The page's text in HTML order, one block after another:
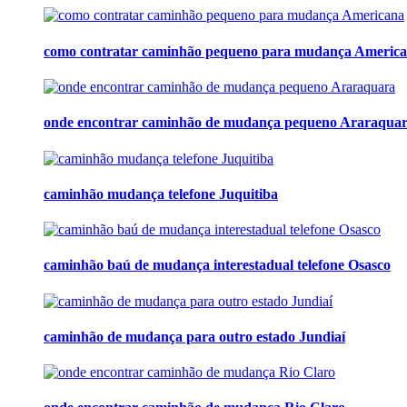
como contratar caminhão pequeno para mudança
onde encontrar caminhão de mudança pequeno
caminhão mudança telefone Juquitiba
caminhão baú de mudança interestadual telefone Osasco
caminhão de mudança para outro estado Jundiaí